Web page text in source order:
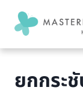
content
ยกกระ